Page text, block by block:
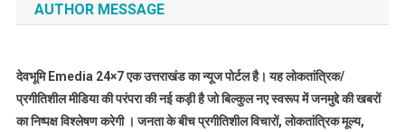
AUTHOR MESSAGE
देवभूमि Emedia 24×7 एक उत्तराखंड का न्यूज पोर्टल है। यह लोकतांत्रिक/
प्रगीतिशील मीडिया की परंपरा की नई कड़ी है जो बिल्कुल नए स्वरूप में जनमुद्दे की खबरों
का निष्पक्ष विश्लेषण करेगी । जनता के बीच प्रगीतिशील विचारों, लोकतांत्रिक मूल्य,